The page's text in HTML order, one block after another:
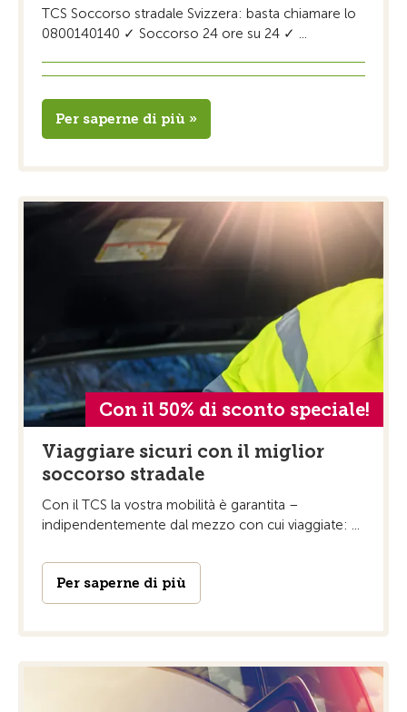
TCS Soccorso stradale Svizzera: basta chiamare lo
0800140140 ✓ Soccorso 24 ore su 24 ✓ ...
Per saperne di più »
Con il 50% di sconto speciale!
Viaggiare sicuri con il miglior
soccorso stradale
Con il TCS la vostra mobilità è garantita –
indipendentemente dal mezzo con cui viaggiate: ...
Per saperne di più